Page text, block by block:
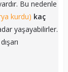
Bu nedenle
kurdu) kaç
yaşayabilirler.